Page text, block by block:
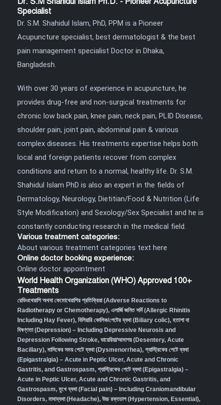
Specialist
Dr. S.M. Shahidul Islam, PhD, PPM is a Pioneer
Acupuncture specialist, best dermatologist & the best
pain management specialist Doctor in Dhaka,
Bangladesh.
With over 30 years of experience in acupuncture, he
provides drug-free and non-surgical treatments for
chronic low back pain, knee pain, neck pain, PLID Disease,
shoulder pain, joint pain, abdominal pain & various
complex diseases. His treatments expertise helps both
local and foreign patients recover from complex
conditions and return to a normal, healthy life. Dr. S.M.
Shahidul Islam PhD is also an expert in the fields of
Dermatology, Neurology, Dietitian/Food & Nutrition (Life
Style Modification) and Sexology/Sex Specialist and he is
constantly conducting research in the medical field.
Various treatment categories:
About various treatment categories text here
Online doctor booking experience:
Online doctor appointment
World Health Organization (WHO) Approved 100+
Treatments
রেডিওথেরাপি অথবা কেমোথেরাপির প্রতিক্রিয়া (Adverse Reactions to
Radiotherapy or Chemotherapy), এলার্জি জনিত সর্দি (Allergic Rhinitis
Including Hay Fever), বিলিয়ারি কোলিক/পেটের ব্যথা (Biliary colic), হতাশা বা
বিষণ্ণতা (Depression) – Including Depressive Neurosis and
Depression Following Stroke, ডায়েরিয়া/আমাশয় (Desentery, Acute
Bacillary), মাসিকের সময় পেটে ব্যথা (Dysmenorrhea), গ্যাস্ট্রিকের পেটে ব্যথা
(Epigastralgia) – Acute in Peptic Ulcer, Acute and Chronic
Gastritis, and Gastrospasm, গ্যাস্ট্রিকের পেটে ব্যথা (Epigastralgia) –
Acute in Peptic Ulcer, Acute and Chronic Gastritis, and
Gastrospasm, মুখে ব্যথা (Facial pain) – Including Craniomandibular
Disorders, মাথাব্যথা (Headache), উচ্চ রক্তচাপ (Hypertension, Essential),